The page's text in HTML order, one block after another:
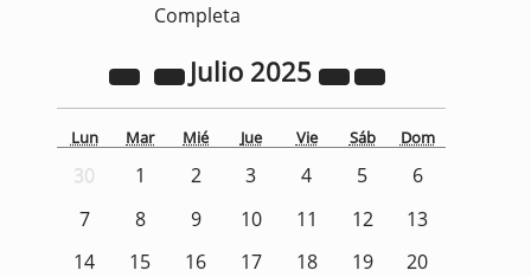
Completa
Julio 2025
Lun Mar Mié Jue Vie Sáb Dom
30 1 2 3 4 5
6
7
8 9 10 11 12
13
14
15 16 17 18 19
20